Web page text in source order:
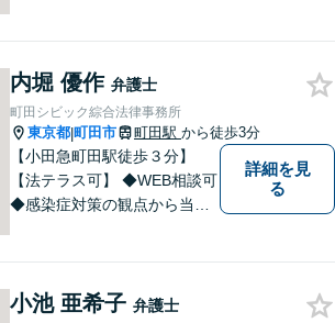
す。まずはお気軽ご相談くだ
さい。
内堀 優作 弁護士
町田シビック綜合法律事務所
東京都|町田市 町田駅 から徒歩3分
【小田急町田駅徒歩３分】
【法テラス可】 ◆WEB相談可
◆感染症対策の観点から当面
詳細を見
る
小池 亜希子 弁護士